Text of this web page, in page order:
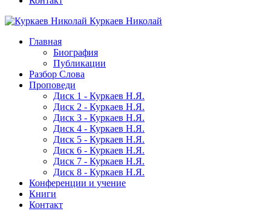
Куркаев Николай
Главная
Биография
Публикации
Разбор Слова
Проповеди
Диск 1 - Куркаев Н.Я.
Диск 2 - Куркаев Н.Я.
Диск 3 - Куркаев Н.Я.
Диск 4 - Куркаев Н.Я.
Диск 5 - Куркаев Н.Я.
Диск 6 - Куркаев Н.Я.
Диск 7 - Куркаев Н.Я.
Диск 8 - Куркаев Н.Я.
Конференции и учение
Книги
Контакт